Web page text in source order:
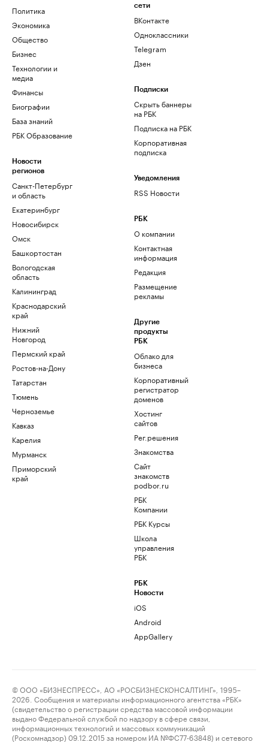
Политика
Экономика
Общество
Бизнес
Технологии и
медиа
Финансы
Биографии
База знаний
РБК Образование
Новости
регионов
Санкт-Петербург
и область
Екатеринбург
Новосибирск
Омск
Башкортостан
Вологодская
область
Калининград
Краснодарский
край
Нижний
Новгород
Пермский край
Ростов-на-Дону
Татарстан
Тюмень
Черноземье
Кавказ
Карелия
Мурманск
Приморский
край
сети
ВКонтакте
Одноклассники
Telegram
Дзен
Подписки
Скрыть баннеры
на РБК
Подписка на РБК
Корпоративная
подписка
Уведомления
RSS Новости
РБК
О компании
Контактная
информация
Редакция
Размещение
рекламы
Другие
продукты
РБК
Облако для
бизнеса
Корпоративный
регистратор
доменов
Хостинг
сайтов
Рег.решения
Знакомства
Сайт
знакомств
podbor.ru
РБК
Компании
РБК Курсы
Школа
управления
РБК
РБК
Новости
iOS
Android
AppGallery
© ООО «БИЗНЕСПРЕСС», АО «РОСБИЗНЕСКОНСАЛТИНГ», 1995–
2026. Сообщения и материалы информационного агентства «РБК»
(свидетельство о регистрации средства массовой информации
выдано Федеральной службой по надзору в сфере связи,
информационных технологий и массовых коммуникаций
(Роскомнадзор) 09.12.2015 за номером ИА №ФС77-63848) и сетевого